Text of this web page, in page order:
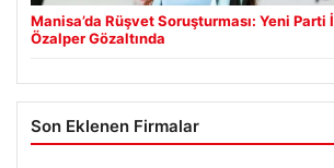
Manisa’da Rüşvet Soruşturması: Yeni Parti
Özalper Gözaltında
Son Eklenen Firmalar